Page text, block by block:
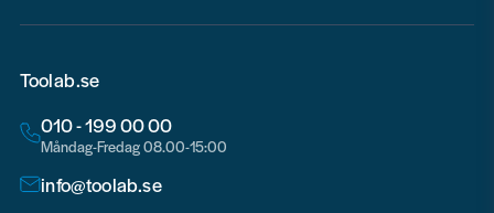
Toolab.se
010 - 199 00 00
Måndag-Fredag 08.00-15:00
info@toolab.se